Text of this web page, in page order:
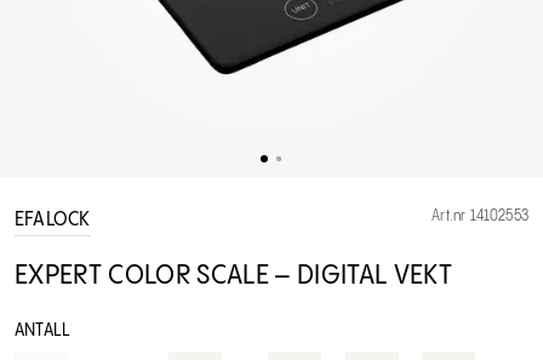
EFALOCK Art.nr 14102553
EXPERT COLOR SCALE – DIGITAL VEKT
ANTALL